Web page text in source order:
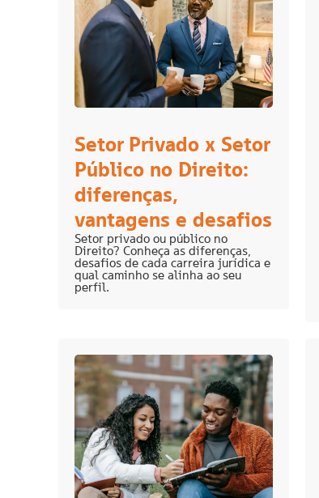
Setor Privado x Setor
Público no Direito:
diferenças,
vantagens e desafios
Setor privado ou público no
Direito? Conheça as diferenças,
desafios de cada carreira jurídica e
qual caminho se alinha ao seu
perfil.